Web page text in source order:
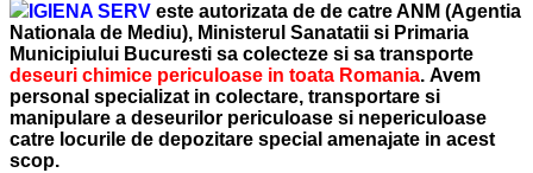
IGIENA SERV este autorizata de de catre ANM (Agentia
Nationala de Mediu), Ministerul Sanatatii si Primaria
Municipiului Bucuresti sa colecteze si sa transporte
deseuri chimice periculoase in toata Romania. Avem
personal specializat in colectare, transportare si
manipulare a deseurilor periculoase si nepericuloase
catre locurile de depozitare special amenajate in acest
scop.